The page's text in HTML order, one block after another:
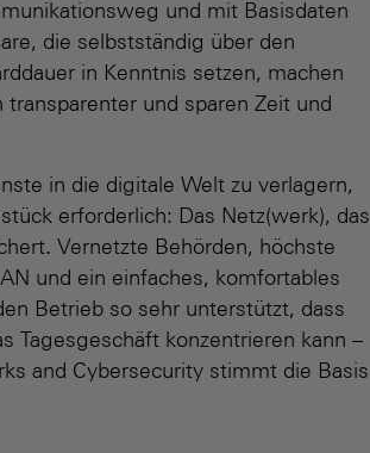
und mit Basisdaten
die selbstständig über den
in Kenntnis setzen, machen
und sparen Zeit und
in die digitale Welt zu verlagern,
erforderlich: Das Netz(werk), das
Vernetzte Behörden, höchste
und ein einfaches, komfortables
Betrieb so sehr unterstützt, dass
Tagesgeschäft konzentrieren kann –
and Cybersecurity stimmt die Basis